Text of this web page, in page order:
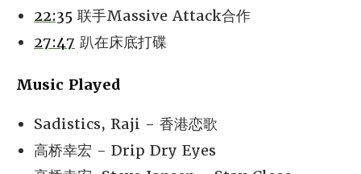
22:35 联手Massive Attack合作
27:47 趴在床底打碟
Music Played
Sadistics, Raji - 香港恋歌
高桥幸宏 - Drip Dry Eyes